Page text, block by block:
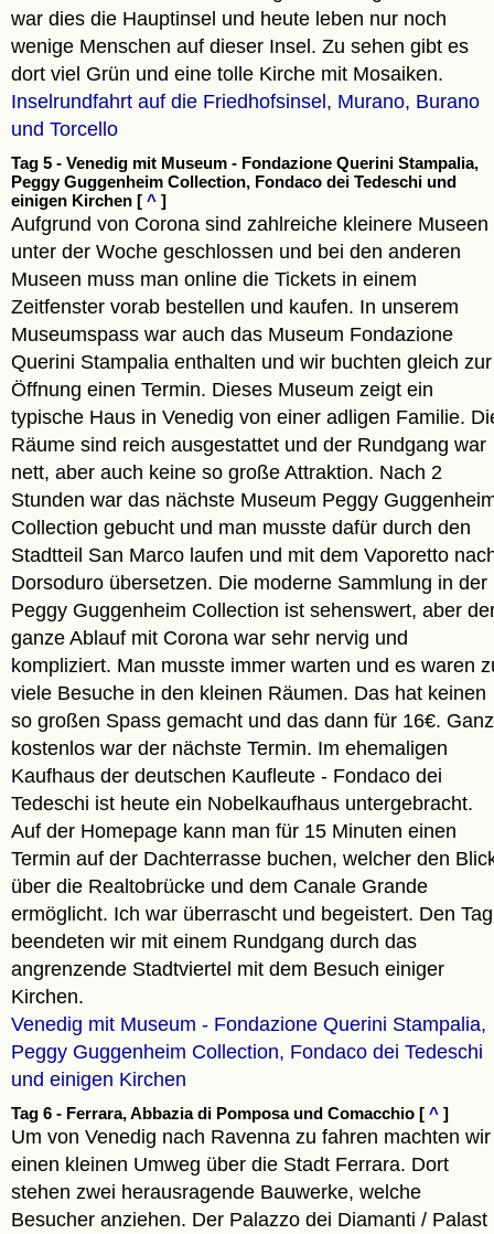
war dies die Hauptinsel und heute leben nur noch
wenige Menschen auf dieser Insel. Zu sehen gibt es
dort viel Grün und eine tolle Kirche mit Mosaiken.
Inselrundfahrt auf die Friedhofsinsel, Murano, Burano
und Torcello
Tag 5 - Venedig mit Museum - Fondazione Querini Stampalia,
Peggy Guggenheim Collection, Fondaco dei Tedeschi und
einigen Kirchen [ ^ ]
Aufgrund von Corona sind zahlreiche kleinere Museen
unter der Woche geschlossen und bei den anderen
Museen muss man online die Tickets in einem
Zeitfenster vorab bestellen und kaufen. In unserem
Museumspass war auch das Museum Fondazione
Querini Stampalia enthalten und wir buchten gleich zur
Öffnung einen Termin. Dieses Museum zeigt ein
typische Haus in Venedig von einer adligen Familie.
Räume sind reich ausgestattet und der Rundgang war
nett, aber auch keine so große Attraktion. Nach 2
Stunden war das nächste Museum Peggy
Collection gebucht und man musste dafür durch den
Stadtteil San Marco laufen und mit dem Vaporetto
Dorsoduro übersetzen. Die moderne Sammlung in der
Peggy Guggenheim Collection ist sehenswert, aber
ganze Ablauf mit Corona war sehr nervig und
kompliziert. Man musste immer warten und es waren
viele Besuche in den kleinen Räumen. Das hat keinen
so großen Spass gemacht und das dann für 16€. Ganz
kostenlos war der nächste Termin. Im ehemaligen
Kaufhaus der deutschen Kaufleute - Fondaco dei
Tedeschi ist heute ein Nobelkaufhaus untergebracht.
Auf der Homepage kann man für 15 Minuten einen
Termin auf der Dachterrasse buchen, welcher den
über die Realtobrücke und dem Canale Grande
ermöglicht. Ich war überrascht und begeistert. Den Tag
beendeten wir mit einem Rundgang durch das
angrenzende Stadtviertel mit dem Besuch einiger
Kirchen.
Venedig mit Museum - Fondazione Querini Stampalia,
Peggy Guggenheim Collection, Fondaco dei Tedeschi
und einigen Kirchen
Tag 6 - Ferrara, Abbazia di Pomposa und Comacchio [ ^ ]
Um von Venedig nach Ravenna zu fahren machten wir
einen kleinen Umweg über die Stadt Ferrara. Dort
stehen zwei herausragende Bauwerke, welche
Besucher anziehen. Der Palazzo dei Diamanti / Palast